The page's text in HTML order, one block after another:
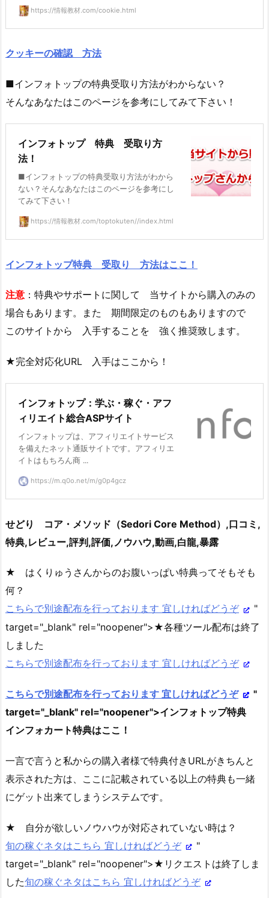
https://情報教材.com/cookie.html
クッキーの確認 方法
■インフォトップの特典受取り方法がわからない？
そんなあなたはこのページを参考にしてみて下さい！
インフォトップ 特典 受取り方
法！
■インフォトップの特典受取り方法がわから
ない？そんなあなたはこのページを参考にし
てみて下さい！
https://情報教材.com/toptokuten//index.html
インフォトップ特典 受取り 方法はここ！
注意 ：特典やサポートに関して 当サイトから購入のみの
場合もあります。また 期間限定のものもありますので
このサイトから 入手することを 強く推奨致します。
★完全対応化URL 入手はここから！
インフォトップ：学ぶ・稼ぐ・アフ
ィリエイト総合ASPサイト
インフォトップは、アフィリエイトサービス
を備えたネット通販サイトです。アフィリエ
イトはもちろん商 ...
https://m.q0o.net/m/g0p4gcz
せどり コア・メソッド（Sedori Core Method）,口コミ,
特典,レビュー,評判,評価,ノウハウ,動画,白龍,暴露
★ はくりゅうさんからのお腹いっぱい特典ってそもそも
何？
こちらで別途配布を行っております 宜しければどうぞ
"
target="_blank" rel="noopener">★各種ツール配布は終了
しました
こちらで別途配布を行っております 宜しければどうぞ
こちらで別途配布を行っております 宜しければどうぞ
"
target="_blank" rel="noopener">インフォトップ特典
インフォカート特典はここ！
一言で言うと私からの購入者様で特典付きURLがきちんと
表示された方は、ここに記載されている以上の特典も一緒
にゲット出来てしまうシステムです。
★ 自分が欲しいノウハウが対応されていない時は？
旬の稼ぐネタはこちら 宜しければどうぞ
"
target="_blank" rel="noopener">★リクエストは終了しま
した旬の稼ぐネタはこちら 宜しければどうぞ